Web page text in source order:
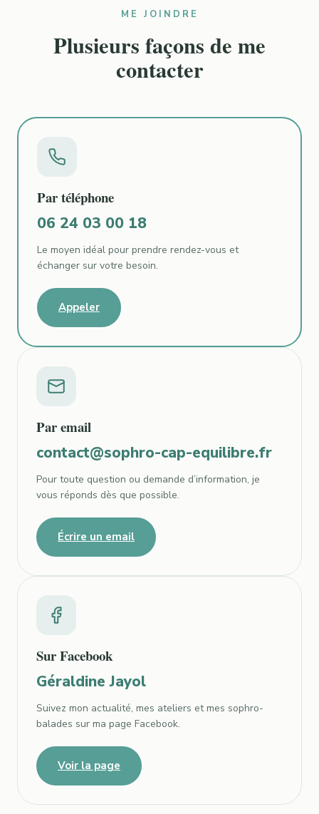
ME JOINDRE
Plusieurs façons de me
contacter
Par téléphone
06 24 03 00 18
Le moyen idéal pour prendre rendez-vous et
échanger sur votre besoin.
Appeler
Par email
contact@sophro-cap-equilibre.fr
Pour toute question ou demande d’information, je
vous réponds dès que possible.
Écrire un email
Sur Facebook
Géraldine Jayol
Suivez mon actualité, mes ateliers et mes sophro-
balades sur ma page Facebook.
Voir la page